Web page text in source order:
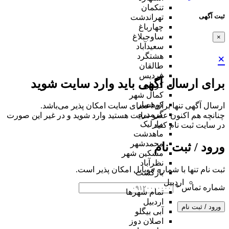
ثبت آگهی
×
×
برای ارسال آگهی باید وارد سایت شوید
ارسال آگهی تنها برای اعضای سایت امکان پذیر می‌باشد.
چنانچه هم‌ اکنون عضو سایت هستید وارد شوید و در غیر این صورت
در سایت ثبت نام کنید
ورود / ثبت نام
ثبت نام تنها با شماره موبایل امکان پذیر است.
شماره تماس*
ورود / ثبت نام
تنکمان
تهراندشت
چهارباغ
ساوجبلاغ
سعیدآباد
هشتگرد
طالقان
فردیس
کردان
کمال شهر
کوهسار
گرمدره
مارلیک
ماهدشت
محمدشهر
مشکین شهر
نظرآباد
بازگشت
اردبیل
تمام شهر‌ها
اردبیل
آبی بیگلو
اصلان دوز